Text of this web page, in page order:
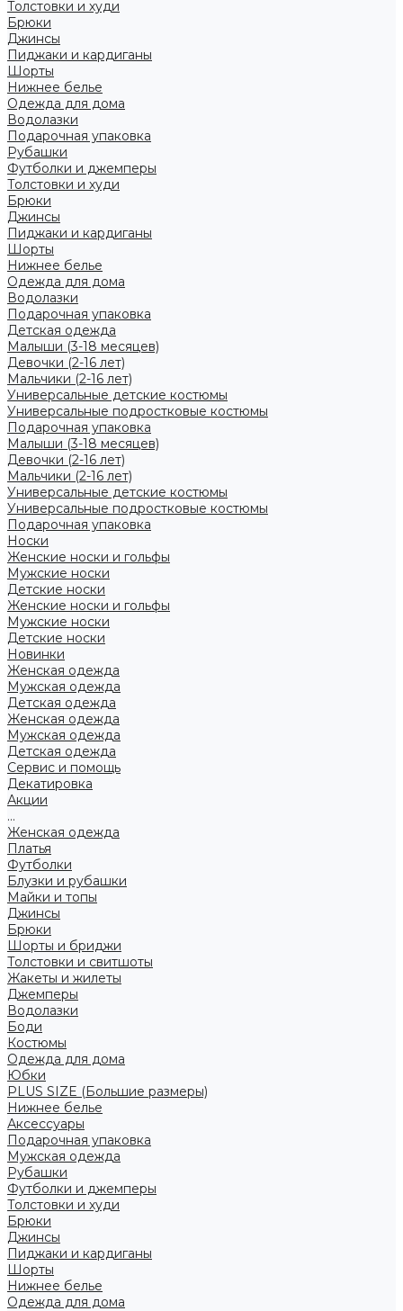
Толстовки и худи
Брюки
Джинсы
Пиджаки и кардиганы
Шорты
Нижнее белье
Одежда для дома
Водолазки
Подарочная упаковка
Рубашки
Футболки и джемперы
Толстовки и худи
Брюки
Джинсы
Пиджаки и кардиганы
Шорты
Нижнее белье
Одежда для дома
Водолазки
Подарочная упаковка
Детская одежда
Малыши (3-18 месяцев)
Девочки (2-16 лет)
Мальчики (2-16 лет)
Универсальные детские костюмы
Универсальные подростковые костюмы
Подарочная упаковка
Малыши (3-18 месяцев)
Девочки (2-16 лет)
Мальчики (2-16 лет)
Универсальные детские костюмы
Универсальные подростковые костюмы
Подарочная упаковка
Носки
Женские носки и гольфы
Мужские носки
Детские носки
Женские носки и гольфы
Мужские носки
Детские носки
Новинки
Женская одежда
Мужская одежда
Детская одежда
Женская одежда
Мужская одежда
Детская одежда
Сервис и помощь
Декатировка
Акции
...
Женская одежда
Платья
Футболки
Блузки и рубашки
Майки и топы
Джинсы
Брюки
Шорты и бриджи
Толстовки и свитшоты
Жакеты и жилеты
Джемперы
Водолазки
Боди
Костюмы
Одежда для дома
Юбки
PLUS SIZE (Большие размеры)
Нижнее белье
Аксессуары
Подарочная упаковка
Мужская одежда
Рубашки
Футболки и джемперы
Толстовки и худи
Брюки
Джинсы
Пиджаки и кардиганы
Шорты
Нижнее белье
Одежда для дома